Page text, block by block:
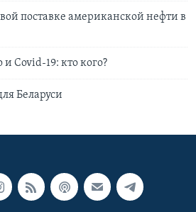
поставке американской нефти в
Covid-19: кто кого?
Беларуси